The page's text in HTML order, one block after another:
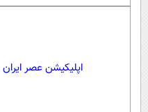
اپلیکیشن عصر ایران